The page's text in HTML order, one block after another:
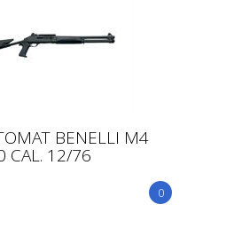
BENELLI M4
CAL. 12/76
0